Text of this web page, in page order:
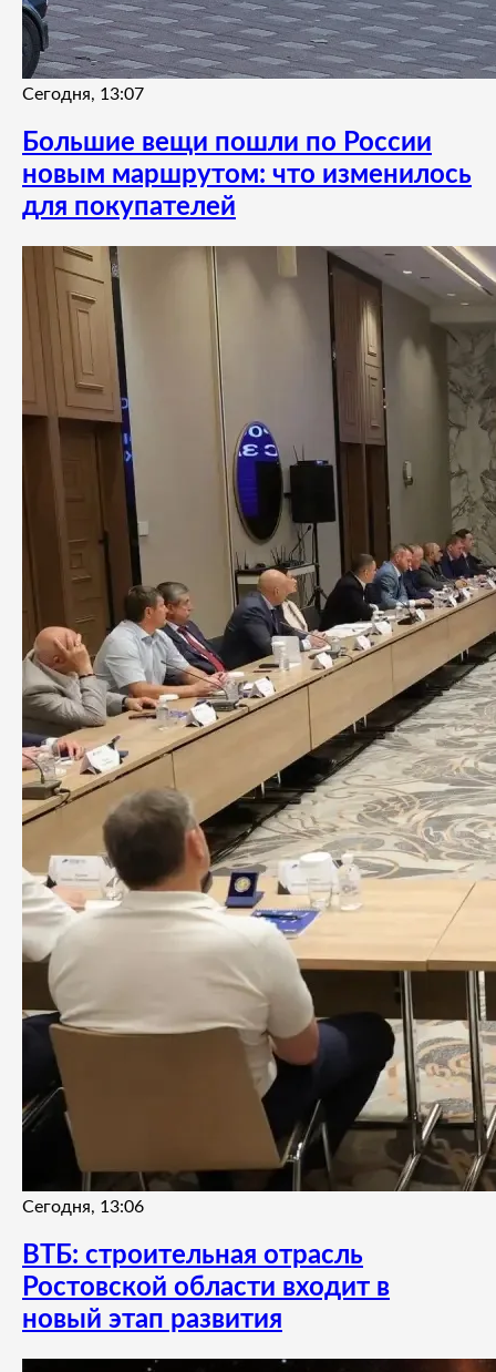
Сегодня, 13:07
Большие вещи пошли по России
новым маршрутом: что изменилось
для покупателей
Сегодня, 13:06
ВТБ: строительная отрасль
Ростовской области входит в
новый этап развития